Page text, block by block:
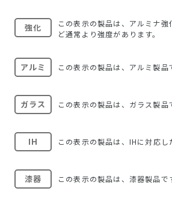
強化
この表示の製品は、アルミナ
ど通常より強度があります。
アルミ この表示の製品は、アルミ製品
ガラス この表示の製品は、ガラス製品
IH この表示の製品は、IHに対応し
漆器 この表示の製品は、漆器製品で